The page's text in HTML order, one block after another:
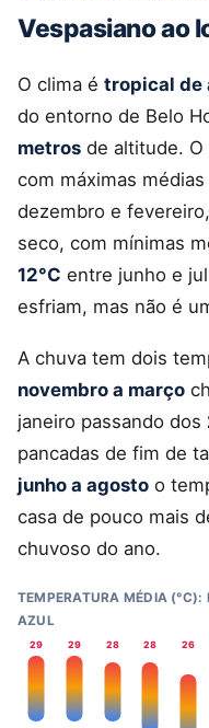
Vespasiano ao
O clima é tropical de
do entorno de Belo
metros de altitude.
com máximas
dezembro e
seco, com mínimas
12°C entre junho e
esfriam, mas não é
A chuva tem dois
novembro a março
janeiro passando dos
pancadas de fim de
junho a agosto o
casa de pouco mais
chuvoso do ano.
TEMPERATURA MÉDIA
AZUL
29 29 28 28 26